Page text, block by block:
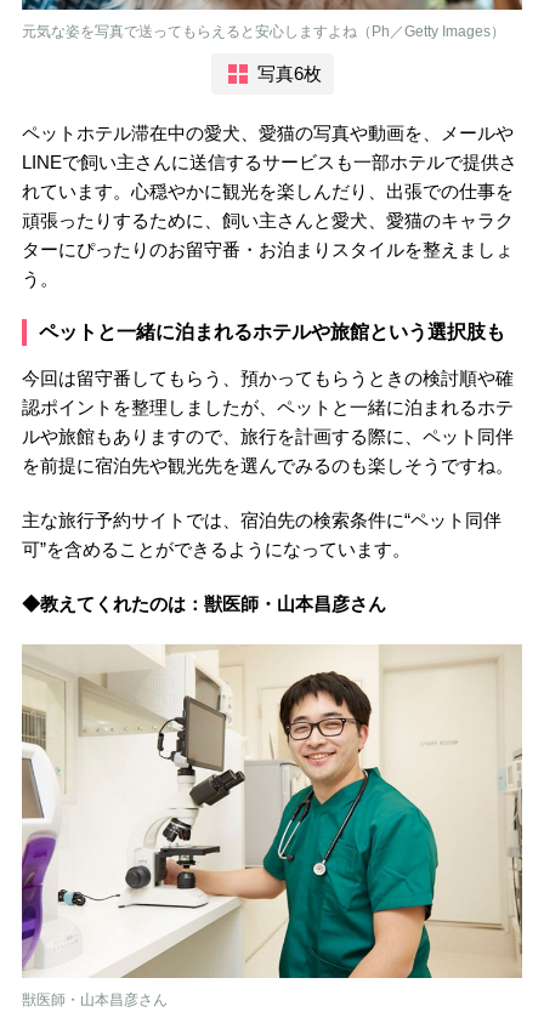
元気な姿を写真で送ってもらえると安心しますよね（Ph／Getty Images）
写真6枚
ペットホテル滞在中の愛犬、愛猫の写真や動画を、メールや
LINEで飼い主さんに送信するサービスも一部ホテルで提供さ
れています。心穏やかに観光を楽しんだり、出張での仕事を
頑張ったりするために、飼い主さんと愛犬、愛猫のキャラク
ターにぴったりのお留守番・お泊まりスタイルを整えましょ
う。
ペットと一緒に泊まれるホテルや旅館という選択肢も
今回は留守番してもらう、預かってもらうときの検討順や確
認ポイントを整理しましたが、ペットと一緒に泊まれるホテ
ルや旅館もありますので、旅行を計画する際に、ペット同伴
を前提に宿泊先や観光先を選んでみるのも楽しそうですね。
主な旅行予約サイトでは、宿泊先の検索条件に“ペット同伴
可”を含めることができるようになっています。
◆教えてくれたのは：獣医師・山本昌彦さん
獣医師・山本昌彦さん